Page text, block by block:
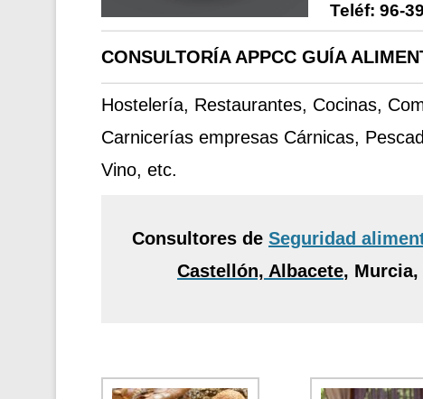
Teléf: 96-
CONSULTORÍA APPCC GUÍA
Hostelería, Restaurantes, Cocinas,
Carnicerías empresas Cárnicas,
Vino, etc.
Consultores de Seguridad
Castellón, Albacete,